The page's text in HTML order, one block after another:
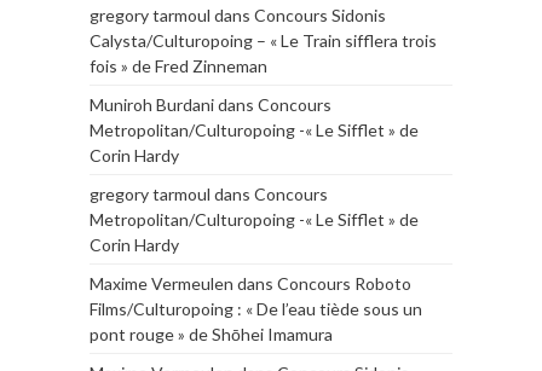
gregory tarmoul dans Concours Sidonis
Calysta/Culturopoing – « Le Train sifflera trois
fois » de Fred Zinneman
Muniroh Burdanidans Concours
Metropolitan/Culturopoing -« Le Sifflet » de
Corin Hardy
gregory tarmoul dans Concours
Metropolitan/Culturopoing -« Le Sifflet » de
Corin Hardy
Maxime Vermeulen dans Concours Roboto
Films/Culturopoing : « De l’eau tiède sous un
pont rouge » de Shōhei Imamura